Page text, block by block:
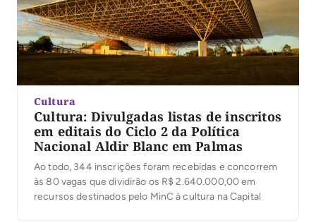
Cultura
Cultura: Divulgadas listas de inscritos
em editais do Ciclo 2 da Política
Nacional Aldir Blanc em Palmas
Ao todo, 344 inscrições foram recebidas e concorrem
às 80 vagas que dividirão os R$ 2.640.000,00 em
recursos destinados pelo MinC à cultura na Capital